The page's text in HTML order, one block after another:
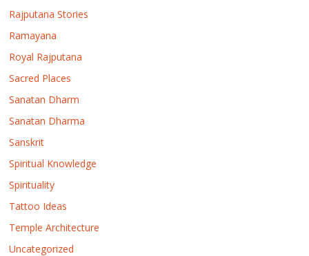
Rajputana Stories
Ramayana
Royal Rajputana
Sacred Places
Sanatan Dharm
Sanatan Dharma
Sanskrit
Spiritual Knowledge
Spirituality
Tattoo Ideas
Temple Architecture
Uncategorized